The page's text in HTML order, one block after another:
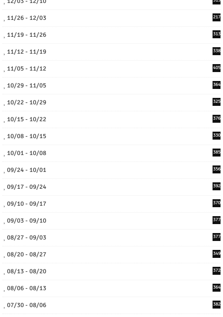
11/26 - 12/03 217
11/19 - 11/26 313
11/12 - 11/19 338
11/05 - 11/12 405
10/29 - 11/05 364
10/22 - 10/29 325
10/15 - 10/22 376
10/08 - 10/15 330
10/01 - 10/08 385
09/24 - 10/01 356
09/17 - 09/24 392
09/10 - 09/17 370
09/03 - 09/10 377
08/27 - 09/03 377
08/20 - 08/27 349
08/13 - 08/20 372
08/06 - 08/13 364
07/30 - 08/06 382